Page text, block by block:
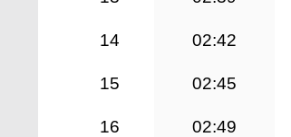
14 02:42
15 02:45
16 02:49